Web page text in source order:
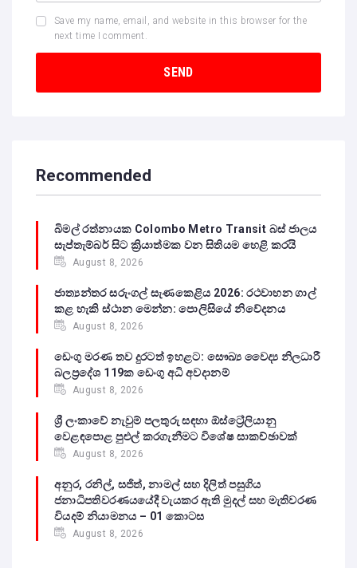
Save my name, email, and website in this browser for the
next time I comment.
Recommended
බිමල් රත්නායක Colombo Metro Transit බස් ජාලය
සැප්තැම්බර් සිට ක්‍රියාත්මක වන සිතියම හෙළි කරයි
August 8, 2026
ජාත්‍යන්තර සරුංගල් සැණකෙළිය 2026: රථවාහන ගාල්
කළ හැකි ස්ථාන මෙන්න: පොලිසියේ නිවේදනය
August 8, 2026
ඩෙංගු මරණ තව දුරටත් ඉහළට: සෞඛ්‍ය වෛද්‍ය නිලධාරී
බලප්‍රදේශ 119ක ඩෙංගු අධි අවදානම්
August 8, 2026
ශ්‍රී ලංකාවේ නැවුම් පලතුරු සඳහා ඕස්ට්‍රේලියානු
වෙළඳපොළ පුළුල් කරගැනීමට විශේෂ සාකච්ඡාවක්
August 8, 2026
අනුර, රනිල්, සජිත්, නාමල් සහ දිලිත් පසුගිය
ජනාධිපතිවරණයයේදී වැයකර ඇති මුදල් සහ මැතිවරණ
වියදම් නියාමනය – 01 කොටස
August 8, 2026